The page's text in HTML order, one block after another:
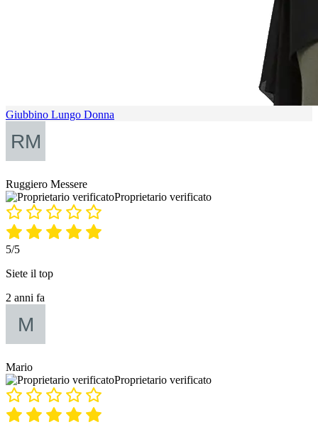
Giubbino Lungo Donna
Ruggiero Messere
Proprietario verificato
5/5
Siete il top
2 anni fa
Mario
Proprietario verificato